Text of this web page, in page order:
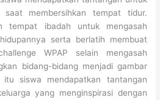
membersihkan tempat tidur.
tempat ibadah untuk mengasah
serta berlatih membuat
WPAP selain mengasah
bidang-bidang menjadi gambar
siswa mendapatkan tantangan
yang menginspirasi dengan